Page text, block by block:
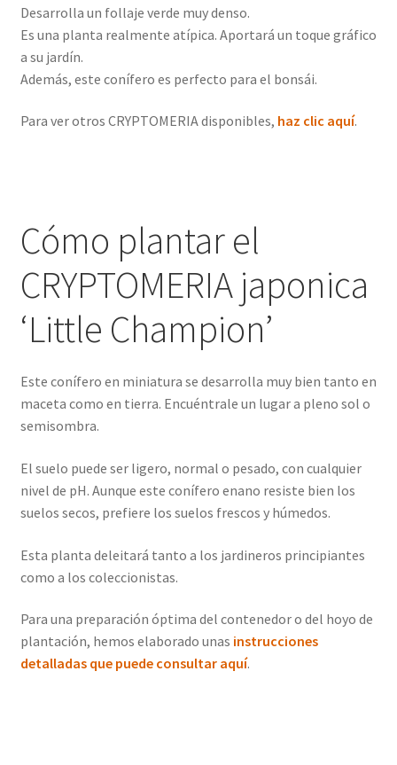
Desarrolla un follaje verde muy denso.
Es una planta realmente atípica. Aportará un toque gráfico
a su jardín.
Además, este conífero es perfecto para el bonsái.
Para ver otros CRYPTOMERIA disponibles, haz clic aquí.
Cómo plantar el
CRYPTOMERIA japonica
‘Little Champion’
Este conífero en miniatura se desarrolla muy bien tanto en
maceta como en tierra. Encuéntrale un lugar a pleno sol o
semisombra.
El suelo puede ser ligero, normal o pesado, con cualquier
nivel de pH. Aunque este conífero enano resiste bien los
suelos secos, prefiere los suelos frescos y húmedos.
Esta planta deleitará tanto a los jardineros principiantes
como a los coleccionistas.
Para una preparación óptima del contenedor o del hoyo de
plantación, hemos elaborado unas instrucciones
detalladas que puede consultar aquí.